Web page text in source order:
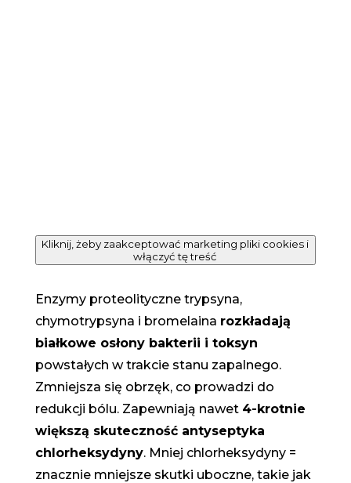
Kliknij, żeby zaakceptować marketing pliki cookies i
włączyć tę treść
Enzymy proteolityczne trypsyna,
chymotrypsyna i bromelaina rozkładają
białkowe osłony bakterii i toksyn
powstałych w trakcie stanu zapalnego.
Zmniejsza się obrzęk, co prowadzi do
redukcji bólu. Zapewniają nawet 4-krotnie
większą skuteczność antyseptyka
chlorheksydyny. Mniej chlorheksydyny =
znacznie mniejsze skutki uboczne, takie jak